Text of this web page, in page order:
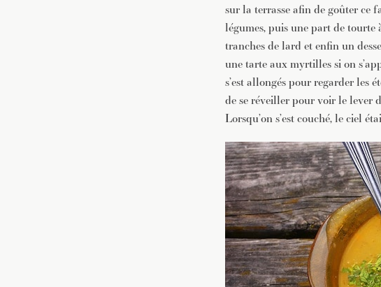
sur la terrasse afin de goûter ce
légumes, puis une part de tourte
tranches de lard et enfin un
une tarte aux myrtilles si on
s’est allongés pour regarder les
de se réveiller pour voir le lever
Lorsqu’on s’est couché, le ciel